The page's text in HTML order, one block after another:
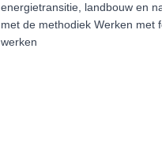
energietransitie, landbouw en
met de methodiek Werken met
werken